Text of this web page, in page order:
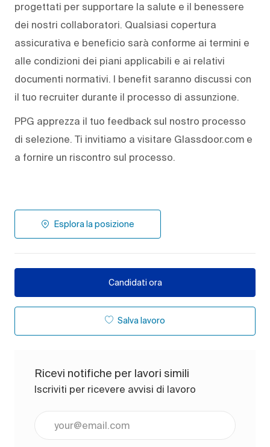
progettati per supportare la salute e il benessere
dei nostri collaboratori. Qualsiasi copertura
assicurativa e beneficio sarà conforme ai termini e
alle condizioni dei piani applicabili e ai relativi
documenti normativi. I benefit saranno discussi con
il tuo recruiter durante il processo di assunzione.
PPG apprezza il tuo feedback sul nostro processo
di selezione. Ti invitiamo a visitare Glassdoor.com e
a fornire un riscontro sul processo.
Esplora la posizione
Candidati ora
Salva lavoro
Ricevi notifiche per lavori simili
Iscriviti per ricevere avvisi di lavoro